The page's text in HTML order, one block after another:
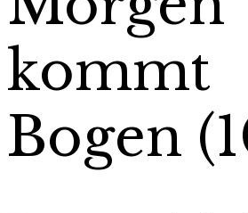
kommt
Bogen